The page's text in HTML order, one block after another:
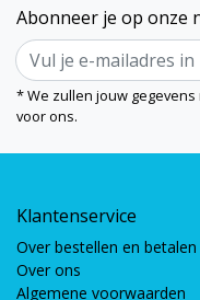
Abonneer je op onze
* We zullen jouw
voor ons.
Klantenservice
Over bestellen en betalen
Over ons
Algemene voorwaarden